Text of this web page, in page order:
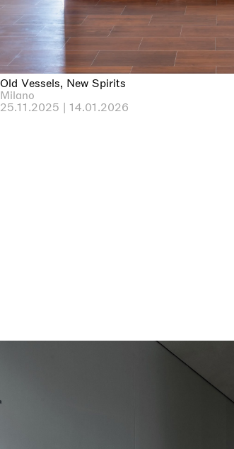
Old Vessels, New Spirits
Milano
25.11.2025 | 14.01.2026